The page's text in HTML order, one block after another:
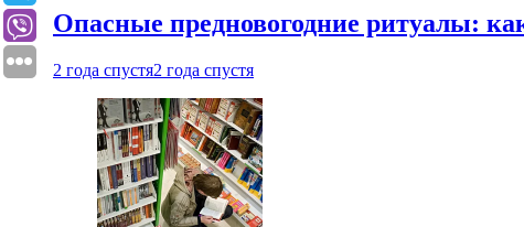
Опасные предновогодние ритуалы:
2 года спустя2 года спустя